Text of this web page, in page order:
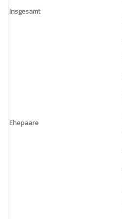
Insgesamt
Ehepaare